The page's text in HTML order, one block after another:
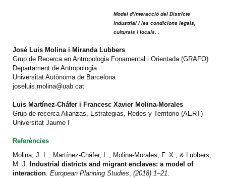
Model d’interacció del Districte
industrial i les condicions legals,
culturals i locals. .
José Luis Molina i Miranda Lubbers
Grup de Recerca en Antropologia Fonamental i Orientada (GRAFO)
Departament de Antropologia
Universitat Autònoma de Barcelona
joseluis.molina@uab.cat
Luis Martínez-Cháfer i Francesc Xavier Molina-Morales
Grup de recerca Alianzas, Estrategias, Redes y Territorio (AERT)
Universitat Jaume I
Referències
Molina, J. L., Martínez-Cháfer, L., Molina-Morales, F. X., & Lubbers,
M. J. Industrial districts and migrant enclaves: a model of
interaction. European Planning Studies, (2018) 1–21.